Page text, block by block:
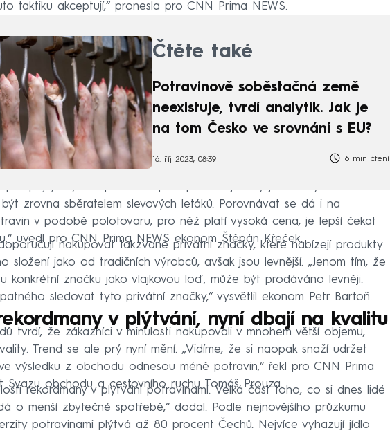
taktiku akceptují,“ pronesla pro CNN Prima NEWS.
Čtěte také
Potravinově soběstačná země
neexistuje, tvrdí analytik. Jak je
na tom Česko ve srovnání s EU?
16. říj 2023, 08:39 6 min čtení
prospěje, když se před nákupem porovnají ceny jednotlivých obchodů.
zrovna sběratelem slevových letáků. Porovnávat se dá i na
v podobě polotovaru, pro něž platí vysoká cena, je lepší čekat
uvedl pro CNN Prima NEWS ekonom Štěpán Křeček.
nakupovat takzvané privátní značky, které nabízejí produkty
složení jako od tradičních výrobců, avšak jsou levnější. „Jenom tím, že
konkrétní značku jako vlajkovou loď, může být prodáváno levněji.
sledovat tyto privátní značky,“ vysvětlil ekonom Petr Bartoň.
v plýtvání, nyní dbají na kvalitu
tvrdí, že zákazníci v minulosti nakupovali v mnohem větší objemu,
Trend se ale prý nyní mění. „Vidíme, že si naopak snaží udržet
výsledku z obchodu odnesou méně potravin,“ řekl pro CNN Prima
Svazu obchodu a cestovního ruchu Tomáš Prouza.
rekordmany v plýtvání potravinami. Velká část toho, co si dnes lidé
o menší zbytečné spotřebě,“ dodal. Podle nejnovějšího průzkumu
potravinami plýtvá až 80 procent Čechů. Nejvíce vyhazují jídlo